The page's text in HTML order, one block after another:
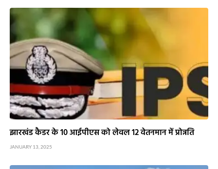
झारखंड कैडर के 10 आईपीएस को लेवल 12 वेतनमान में प्रोन्नति
JANUARY 13, 2025